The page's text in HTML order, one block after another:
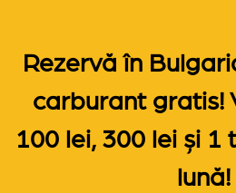
Rezervă în
carburant gratis!
100 lei, 300 lei și 1
lună!